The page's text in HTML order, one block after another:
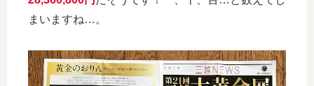
まいますね…。